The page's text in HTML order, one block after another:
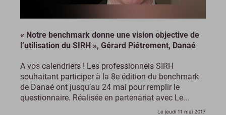
« Notre benchmark donne une vision objective de
l’utilisation du SIRH », Gérard Piétrement, Danaé
A vos calendriers ! Les professionnels SIRH
souhaitant participer à la 8e édition du benchmark
de Danaé ont jusqu’au 24 mai pour remplir le
questionnaire. Réalisée en partenariat avec Le...
Le jeudi 11 mai 2017